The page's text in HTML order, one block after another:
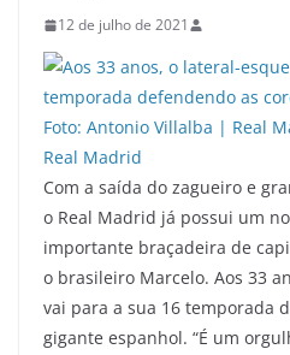
12 de julho de 2021
Com a saída do zagueiro e
o Real Madrid já possui um
importante braçadeira de
o brasileiro Marcelo. Aos 33
vai para a sua 16 temporada
gigante espanhol. “É um